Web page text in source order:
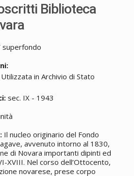
Biblioteca
superfondo
in Archivio di Stato
sec. IX - 1943
Il nucleo originario del Fondo
avvenuto intorno al 1830,
di Novara importanti dipinti ed
XVIII. Nel corso dell’Ottocento,
novarese, prese corpo